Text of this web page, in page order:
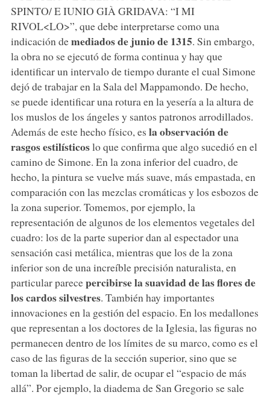
SPINTO/ E IUNIO GIÀ GRIDAVA: “I MI
RIVOL<LO>”, que debe interpretarse como una
indicación demediados de junio de 1315. Sin embargo,
la obra no se ejecutó de forma continua y hay que
identificar un intervalo de tiempo durante el cual Simone
dejó de trabajar en la Sala del Mappamondo. De hecho,
se puede identificar una rotura en la yesería a la altura de
los muslos de los ángeles y santos patronos arrodillados.
Además de este hecho físico, es la observación de
rasgos estilísticoslo que confirma que algo sucedió en el
camino de Simone. En la zona inferior del cuadro, de
hecho, la pintura se vuelve más suave, más empastada, en
comparación con las mezclas cromáticas y los esbozos de
la zona superior. Tomemos, por ejemplo, la
representación de algunos de los elementos vegetales del
cuadro: los de la parte superior dan al espectador una
sensación casi metálica, mientras que los de la zona
inferior son de una increíble precisión naturalista, en
particular parecepercibirse la suavidad de las flores de
los cardos silvestres. También hay importantes
innovaciones en la gestión del espacio. En los medallones
que representan a los doctores de la Iglesia, las figuras no
permanecen dentro de los límites de su marco, como es el
caso de las figuras de la sección superior, sino que se
toman la libertad de salir, de ocupar el “espacio de más
allá”. Por ejemplo, la diadema de San Gregorio se sale